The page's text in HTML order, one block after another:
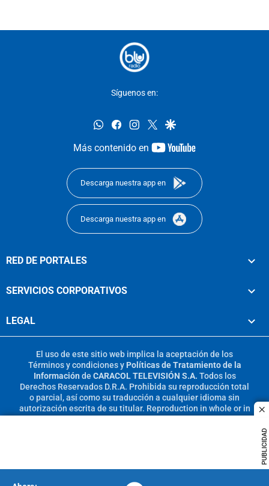
PUBLICIDAD
Síguenos en:
whatsappfacebookinstagram
twittergoogle
Más contenido en
youtube-
Descarga nuestra app en
Descarga nuestra app en
RED DE PORTALES
SERVICIOS CORPORATIVOS
LEGAL
El uso de este sitio web implica la aceptación de los
Términos y condicionesy Políticas de Tratamiento de la
Información de CARACOL TELEVISIÓN S.A. Todos los
Derechos Reservados D.R.A. Prohibida su reproducción total
o parcial, así como su traducción a cualquier idioma sin
autorización escrita de su titular. Reproduction in whole or in